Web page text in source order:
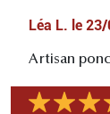
Léa L. le 23/
Artisan